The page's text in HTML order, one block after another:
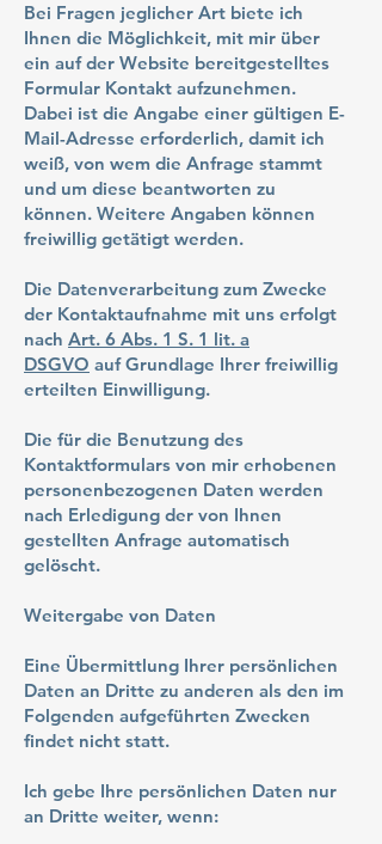
Bei Fragen jeglicher Art biete ich
Ihnen die Möglichkeit, mit mir über
ein auf der Website bereitgestelltes
Formular Kontakt aufzunehmen.
Dabei ist die Angabe einer gültigen E-
Mail-Adresse erforderlich, damit ich
weiß, von wem die Anfrage stammt
und um diese beantworten zu
können. Weitere Angaben können
freiwillig getätigt werden.
Die Datenverarbeitung zum Zwecke
der Kontaktaufnahme mit uns erfolgt
nach Art. 6 Abs. 1 S. 1 lit. a
DSGVO auf Grundlage Ihrer freiwillig
erteilten Einwilligung.
Die für die Benutzung des
Kontaktformulars von mir erhobenen
personenbezogenen Daten werden
nach Erledigung der von Ihnen
gestellten Anfrage automatisch
gelöscht.
Weitergabe von Daten
Eine Übermittlung Ihrer persönlichen
Daten an Dritte zu anderen als den im
Folgenden aufgeführten Zwecken
findet nicht statt.
Ich gebe Ihre persönlichen Daten nur
an Dritte weiter, wenn: